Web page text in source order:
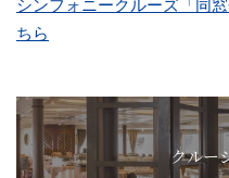
シンフォニークルーズ「同
ちら
クルー